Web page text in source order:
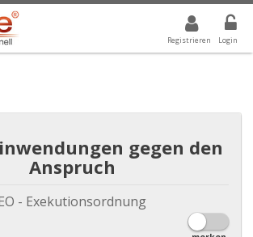
Registrieren Login
GEWÄHLTER WERT IST ALLE
gegen den
Anspruch
- Exekutionsordnung